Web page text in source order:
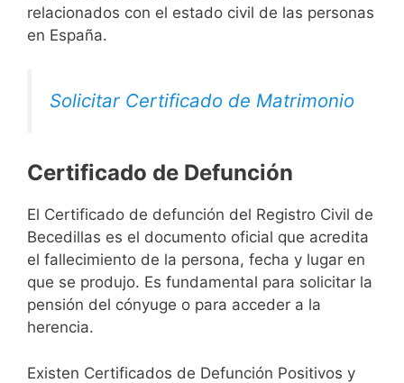
relacionados con el estado civil de las personas
en España.
Solicitar Certificado de Matrimonio
Certificado de Defunción
El Certificado de defunción del Registro Civil de
Becedillas es el documento oficial que acredita
el fallecimiento de la persona, fecha y lugar en
que se produjo. Es fundamental para solicitar la
pensión del cónyuge o para acceder a la
herencia.
Existen Certificados de Defunción Positivos y